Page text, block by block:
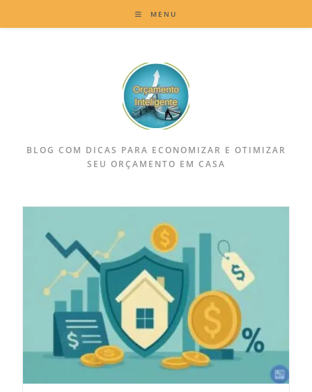
MENU
BLOG COM DICAS PARA ECONOMIZAR E OTIMIZAR
SEU ORÇAMENTO EM CASA